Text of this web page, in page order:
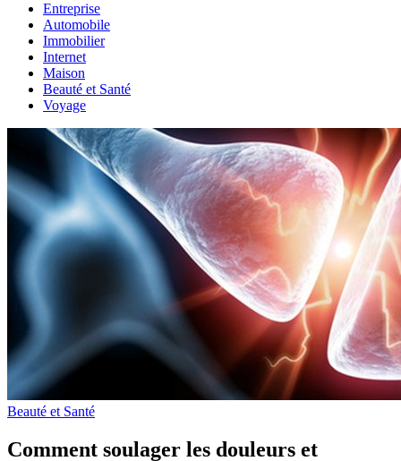
Entreprise
Automobile
Immobilier
Internet
Maison
Beauté et Santé
Voyage
Beauté et Santé
Comment soulager les douleurs et